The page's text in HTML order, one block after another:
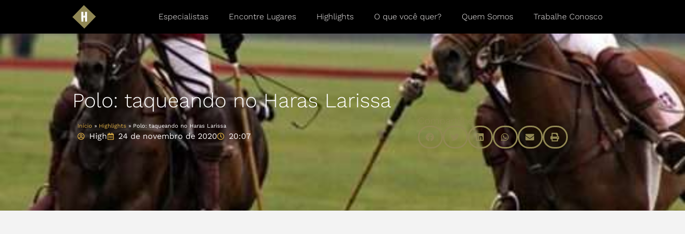
Especialistas Encontre Lugares Highlights O que você quer? Quem Somos Trabalhe Conosco
Polo: taqueando no Haras Larissa
Início » Highlights » Polo: taqueando no Haras Larissa
High 24 de novembro de 2020 20:07